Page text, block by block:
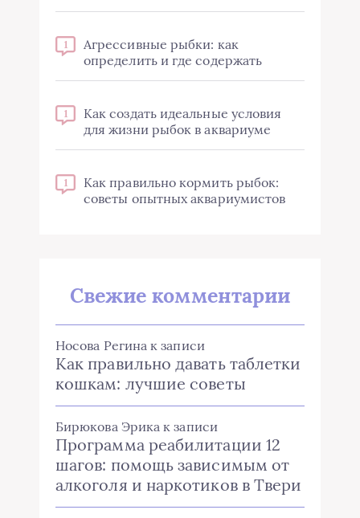
1
Агрессивные рыбки: как
определить и где содержать
1
Как создать идеальные условия
для жизни рыбок в аквариуме
1
Как правильно кормить рыбок:
советы опытных аквариумистов
Свежие комментарии
Носова Регина к записи
Как правильно давать таблетки
кошкам: лучшие советы
Бирюкова Эрика к записи
Программа реабилитации 12
шагов: помощь зависимым от
алкоголя и наркотиков в Твери